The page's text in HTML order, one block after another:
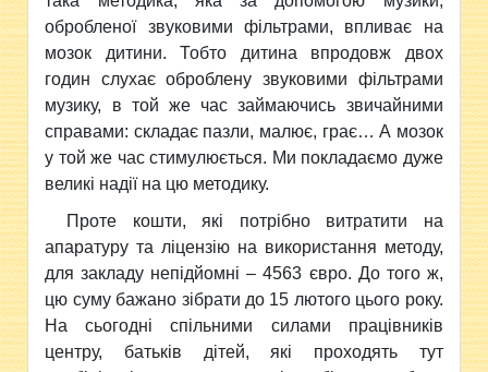
обробленої звуковими фільтрами, впливає на
мозок дитини. Тобто дитина впродовж двох
годин слухає оброблену звуковими фільтрами
музику, в той же час займаючись звичайними
справами: складає пазли, малює, грає… А мозок
у той же час стимулюється. Ми покладаємо дуже
великі надії на цю методику.
Проте кошти, які потрібно витратити на
апаратуру та ліцензію на використання методу,
для закладу непідйомні – 4563 євро. До того ж,
цю суму бажано зібрати до 15 лютого цього року.
На сьогодні спільними силами працівників
центру, батьків дітей, які проходять тут